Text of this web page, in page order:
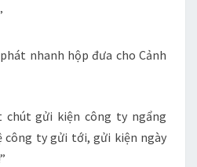
nhanh hộp đưa cho Cảnh
chút gửi kiện công ty ngẩng
công ty gửi tới, gửi kiện ngày